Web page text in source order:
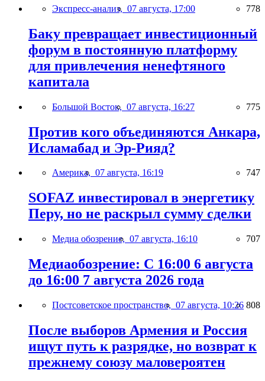
Экспресс-анализ, 07 августа, 17:00 778
Баку превращает инвестиционный
форум в постоянную платформу
для привлечения ненефтяного
капитала
Большой Восток, 07 августа, 16:27 775
Против кого объединяются Анкара,
Исламабад и Эр-Рияд?
Америка, 07 августа, 16:19 747
SOFAZ инвестировал в энергетику
Перу, но не раскрыл сумму сделки
Медиа обозрение, 07 августа, 16:10 707
Медиаобозрение: С 16:00 6 августа
до 16:00 7 августа 2026 года
Постсоветское пространство, 07 августа, 10:26 808
После выборов Армения и Россия
ищут путь к разрядке, но возврат к
прежнему союзу маловероятен